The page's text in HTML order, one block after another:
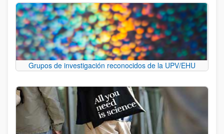
Grupos de investigación reconocidos de la UPV/EHU